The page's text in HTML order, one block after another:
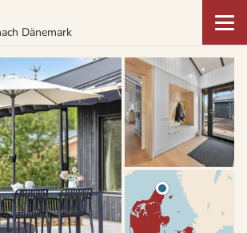
Dänemark